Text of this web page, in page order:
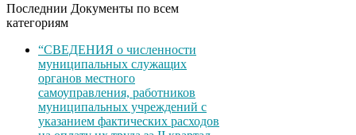
Последнии Документы по всем
категориям
“СВЕДЕНИЯ о численности
муниципальных служащих
органов местного
самоуправления, работников
муниципальных учреждений с
указанием фактических расходов